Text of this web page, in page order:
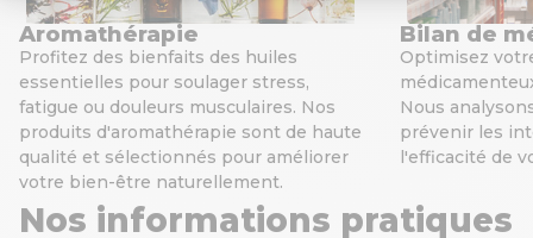
Aromathérapie
Profitez des bienfaits des huiles
essentielles pour soulager stress,
fatigue ou douleurs musculaires. Nos
produits d'aromathérapie sont de haute
qualité et sélectionnés pour améliorer
votre bien-être naturellement.
Bilan de
Optimisez
Nous
prévenir les
l'efficacité de
Nos informations pratiques